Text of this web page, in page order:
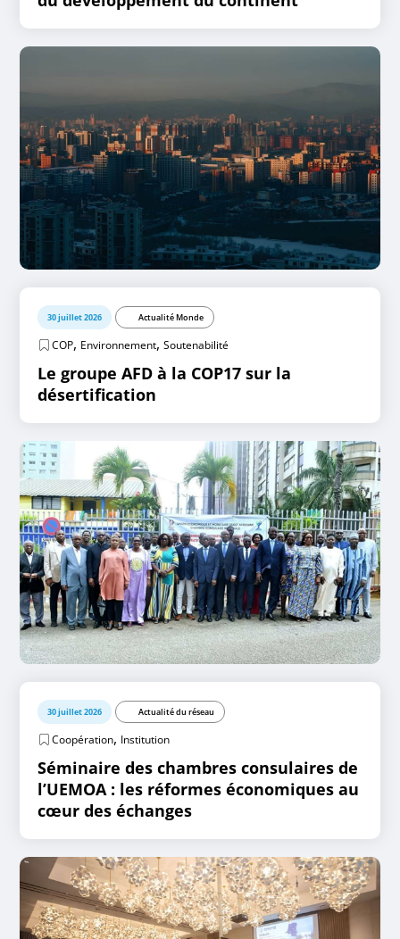
30 juillet 2026 Actualité Monde
COP, Environnement,Soutenabilité
Le groupe AFD à la COP17 sur la
désertification
30 juillet 2026 Actualité du réseau
Coopération, Institution
Séminaire des chambres consulaires de
l’UEMOA : les réformes économiques au
cœur des échanges